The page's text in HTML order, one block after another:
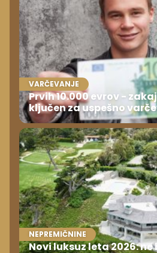
VARČEVANJE
Prvih 10.000 evrov -
ključen za uspešno
NEPREMIČNINE
Novi luksuz leta 2026: ne